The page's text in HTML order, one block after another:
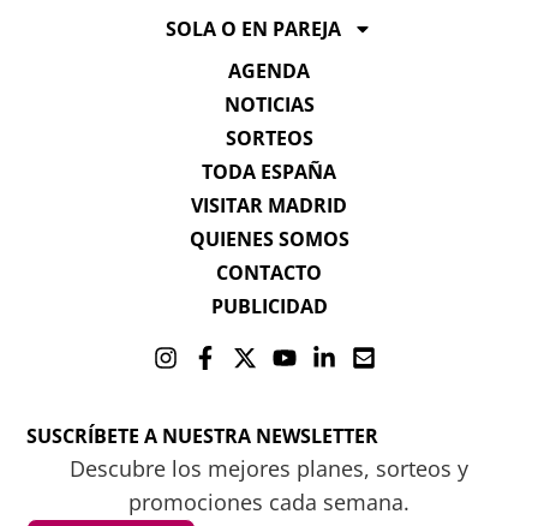
SOLA O EN PAREJA
AGENDA
NOTICIAS
SORTEOS
TODA ESPAÑA
VISITAR MADRID
QUIENES SOMOS
CONTACTO
PUBLICIDAD
SUSCRÍBETE A NUESTRA NEWSLETTER
Descubre los mejores planes, sorteos y
promociones cada semana.